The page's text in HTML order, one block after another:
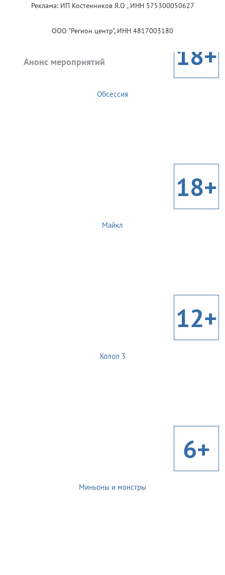
Реклама: ИП Костенников Я.О , ИНН 575300050627
ООО "Регион центр", ИНН 4817003180
Анонс мероприятий 18+
Обсессия
18+
Майкл
12+
Холоп 3
6+
Миньоны и монстры